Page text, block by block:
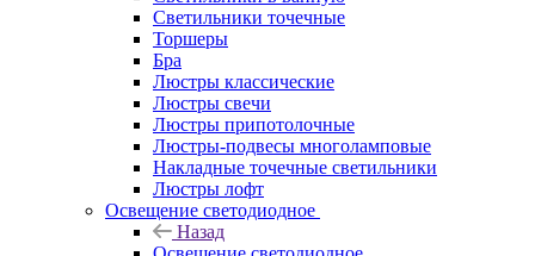
Светильники точечные
Торшеры
Бра
Люстры классические
Люстры свечи
Люстры припотолочные
Люстры-подвесы многоламповые
Накладные точечные светильники
Люстры лофт
Освещение светодиодное
Назад